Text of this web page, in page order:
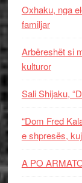
Oxhaku, nga
familjar
Arbëreshët si
kulturor
Sali Shijaku,
“Dom Fred
e shpresës,
A PO